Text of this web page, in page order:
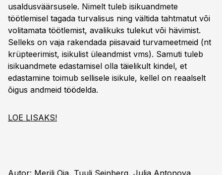
usaldusväärsusele. Nimelt tuleb isikuandmete
töötlemisel tagada turvalisus ning vältida tahtmatut või
volitamata töötlemist, avalikuks tulekut või hävimist.
Selleks on vaja rakendada piisavaid turvameetmeid (nt
krüpteerimist, isikulist üleandmist vms). Samuti tuleb
isikuandmete edastamisel olla täielikult kindel, et
edastamine toimub sellisele isikule, kellel on reaalselt
õigus andmeid töödelda.
LOE LISAKS!
Autor: Merili Oja, Tuuli Seinberg, Julia Antonova